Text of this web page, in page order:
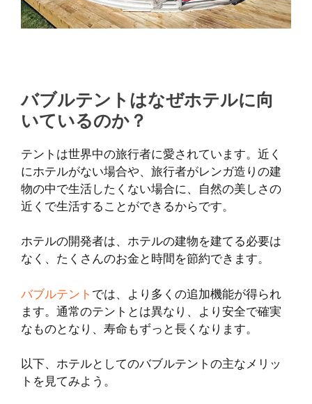
バブルテントはなぜホテルに向
いているのか？
テントは世界中の旅行者に愛されています。近く
にホテルがない場合や、旅行者がレンガ造りの建
物の中で生活したくない場合に、自然の美しさの
近くで生活することができるからです。
ホテルの開発者は、ホテルの建物を建てる必要は
なく、たくさんのお金と時間を節約できます。
バブルテント では、より多くの追加機能が得られ
ます。通常のテントとは異なり、より安全で確実
なものとなり、寿命もずっと長くなります。
以下、ホテルとしてのバブルテントの主なメリッ
トを見てみよう。